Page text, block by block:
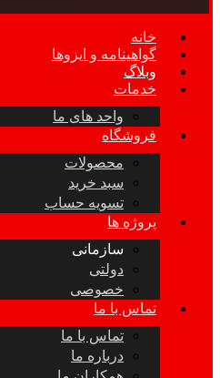
خانه
گواهینامه و ایزوها
وبلاگ
خدمات
واحد های ما
فروشگاه
محصولات
سبد خرید
تسویه حساب
پروژه ها
سازمانی
دولتی
خصوصی
تماس با ما
تماس با ما
درباره ما